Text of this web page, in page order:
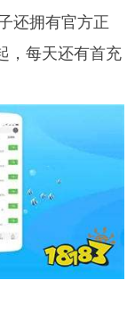
还拥有官方正
，每天还有首充